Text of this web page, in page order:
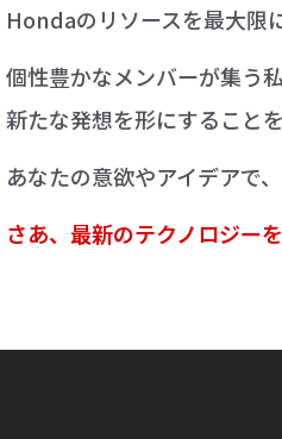
Hondaのリソースを最大限
個性豊かなメンバーが集う
新たな発想を形にすること
あなたの意欲やアイデアで
さあ、最新のテクノロジー